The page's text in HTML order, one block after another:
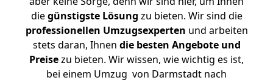
diegünstigste Lösung zu bieten. Wir sind die
professionellen Umzugsexperten und arbeiten
stets daran, Ihnen die besten Angebote und
Preisezu bieten. Wir wissen, wie wichtig es ist,
bei einem Umzug von Darmstadt nach